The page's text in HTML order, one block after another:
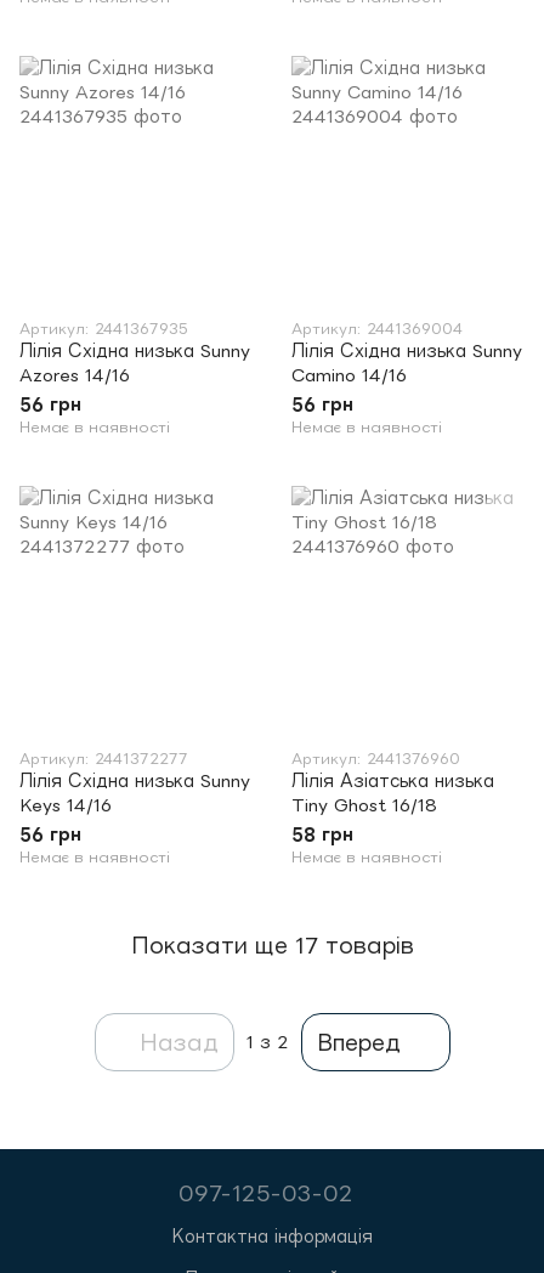
Артикул: 2441367935
Лілія Східна низька Sunny
Azores 14/16
56 грн
Немає в наявності
Артикул: 2441369004
Лілія Східна низька Sunny
Camino 14/16
56 грн
Немає в наявності
Артикул: 2441372277
Лілія Східна низька Sunny
Keys 14/16
56 грн
Немає в наявності
Артикул: 2441376960
Лілія Азіатська низька
Tiny Ghost 16/18
58 грн
Немає в наявності
Показати ще 17 товарів
Назад 1 з 2 Вперед
097-125-03-02
Контактна інформація